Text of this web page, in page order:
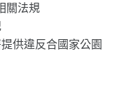
關法規
供違反合國家公園